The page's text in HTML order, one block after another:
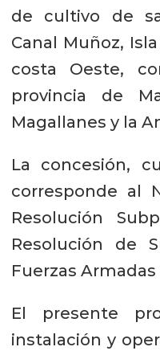
de cultivo de
Canal Muñoz,
costa Oeste,
provincia de
Magallanes y la
La concesión,
corresponde al
Resolución
Resolución de
Fuerzas Armadas
El presente
instalación y